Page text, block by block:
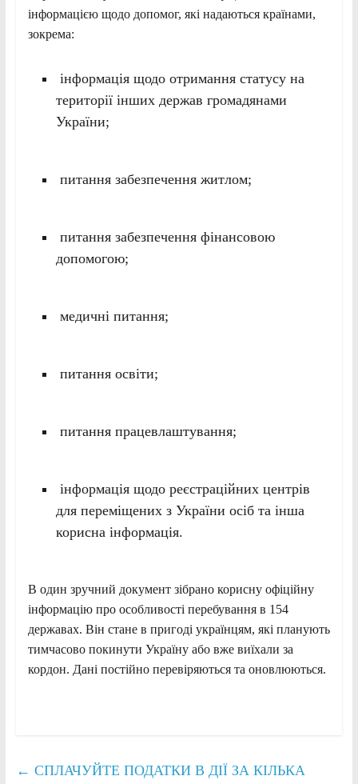
інформацією щодо допомог, які надаються країнами,
зокрема:
інформація щодо отримання статусу на
території інших держав громадянами
України;
питання забезпечення житлом;
питання забезпечення фінансовою
допомогою;
медичні питання;
питання освіти;
питання працевлаштування;
інформація щодо реєстраційних центрів
для переміщених з України осіб та інша
корисна інформація.
В один зручний документ зібрано корисну офіційну
інформацію про особливості перебування в 154
державах. Він стане в пригоді українцям, які планують
тимчасово покинути Україну або вже виїхали за
кордон. Дані постійно перевіряються та оновлюються.
← СПЛАЧУЙТЕ ПОДАТКИ В ДІЇ ЗА КІЛЬКА